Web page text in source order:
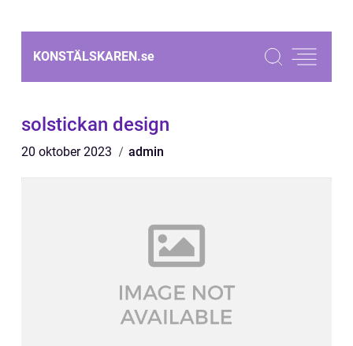
KONSTÄLSKAREN.se
solstickan design
20 oktober 2023 admin